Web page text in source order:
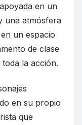
en un
una atmósfera
un espacio
de clase
toda la acción.
en su propio
que